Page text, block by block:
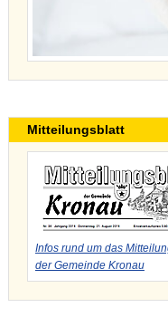
Mitteilungsblatt
Infos rund um das
der Gemeinde Kronau